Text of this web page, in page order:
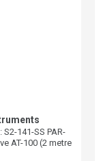
S2-141-SS PAR-
AT-100 (2 metre